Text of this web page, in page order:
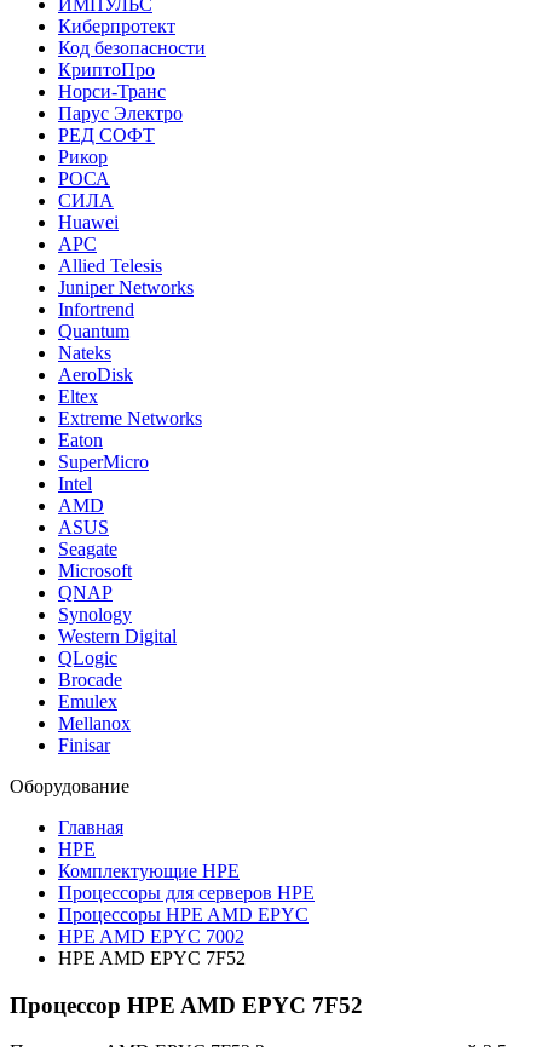
ИМПУЛЬС
Киберпротект
Код безопасности
КриптоПро
Норси-Транс
Парус Электро
РЕД СОФТ
Рикор
РОСА
СИЛА
Huawei
APC
Allied Telesis
Juniper Networks
Infortrend
Quantum
Nateks
AeroDisk
Eltex
Extreme Networks
Eaton
SuperMicro
Intel
AMD
ASUS
Seagate
Microsoft
QNAP
Synology
Western Digital
QLogic
Brocade
Emulex
Mellanox
Finisar
Оборудование
Главная
HPE
Комплектующие HPE
Процессоры для серверов HPE
Процессоры HPE AMD EPYC
HPE AMD EPYC 7002
HPE AMD EPYC 7F52
Процессор HPE AMD EPYC 7F52